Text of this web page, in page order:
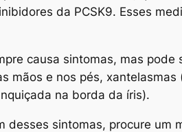
da PCSK9. Esses
causa sintomas, mas
mãos e nos pés,
na borda da íris).
desses sintomas, procure